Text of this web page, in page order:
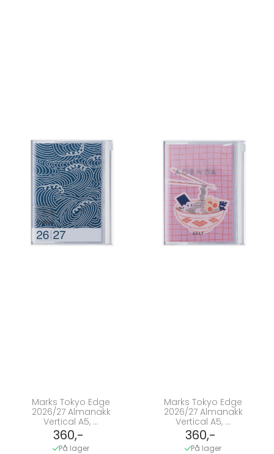
Marks Tokyo Edge
2026/27 Almanakk
Vertical A5, ...
360,-
På lager
Marks Tokyo Edge
2026/27 Almanakk
Vertical A5, ...
360,-
På lager